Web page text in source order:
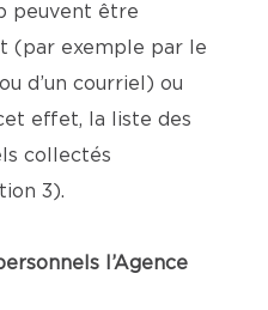
peuvent être
(par exemple par le
d’un courriel) ou
effet, la liste des
collectés
3).
l’Agence